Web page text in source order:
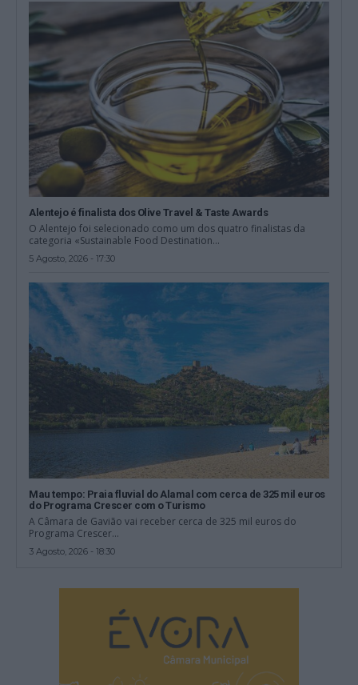
Alentejo é finalista dos Olive Travel & Taste Awards
O Alentejo foi selecionado como um dos quatro finalistas da
categoria «Sustainable Food Destination...
5 Agosto, 2026 - 17:30
Mau tempo: Praia fluvial do Alamal com cerca de 325 mil euros
do Programa Crescer com o Turismo
A Câmara de Gavião vai receber cerca de 325 mil euros do
Programa Crescer...
3 Agosto, 2026 - 18:30